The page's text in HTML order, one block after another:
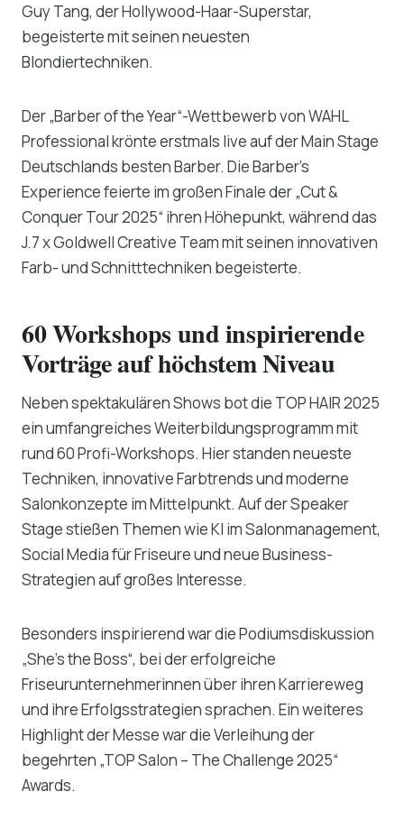
Guy Tang, der Hollywood-Haar-Superstar,
begeisterte mit seinen neuesten
Blondiertechniken.
Der „Barber of the Year“-Wettbewerb von WAHL
Professional krönte erstmals live auf der Main Stage
Deutschlands besten Barber. Die Barber’s
Experience feierte im großen Finale der „Cut &
Conquer Tour 2025“ ihren Höhepunkt, während das
J.7 x Goldwell Creative Team mit seinen innovativen
Farb- und Schnitttechniken begeisterte.
60 Workshops und inspirierende
Vorträge auf höchstem Niveau
Neben spektakulären Shows bot die TOP HAIR 2025
ein umfangreiches Weiterbildungsprogramm mit
rund 60 Profi-Workshops. Hier standen neueste
Techniken, innovative Farbtrends und moderne
Salonkonzepte im Mittelpunkt. Auf der Speaker
Stage stießen Themen wie KI im Salonmanagement,
Social Media für Friseure und neue Business-
Strategien auf großes Interesse.
Besonders inspirierend war die Podiumsdiskussion
„She’s the Boss“, bei der erfolgreiche
Friseurunternehmerinnen über ihren Karriereweg
und ihre Erfolgsstrategien sprachen. Ein weiteres
Highlight der Messe war die Verleihung der
begehrten „TOP Salon – The Challenge 2025“
Awards.